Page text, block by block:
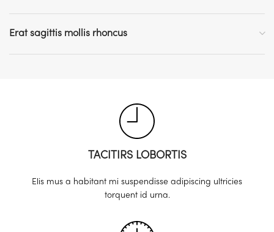
Erat sagittis mollis rhoncus
TACITIRS LOBORTIS
Elis mus a habitant mi suspendisse adipiscing ultricies
torquent id urna.